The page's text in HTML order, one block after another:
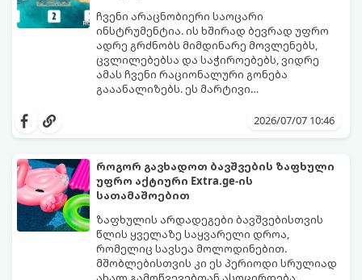
ჩვენი არაცნობიერი საოცარი
ინსტრუმენტია. ის ხშირად ბევრად უფრო
ადრე გრძნობს მიმდინარე მოვლენებს,
ცვლილებებსა და საჭიროებებს, ვიდრე
ამას ჩვენი რაციონალური გონება
გააანალიზებს. ეს მარტივი
ასოციაციურ აღქმაზეა დაფუძნებული,
თქვენთვის ცხოვრების ამ ეტაპზე.
აირჩიეთ სამი წერილიდან ის ერთი,
2026/07/07 10:46
როგორ გავხადოთ ბავშვების ზაფხული
უფრო აქტიური Extra.ge-ის
სათამაშოებით
ზაფხულის არდადეგები ბავშვებისთვის
წლის ყველაზე საყვარელი დროა,
რომელიც სავსეა მოლოდინებით.
მშობლებისთვის კი ეს პერიოდი სრულიად